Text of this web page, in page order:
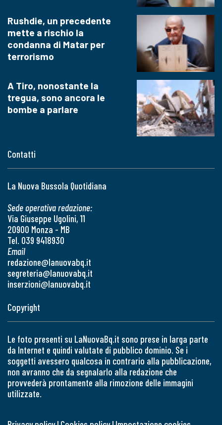
Contatti
La Nuova Bussola Quotidiana
Sede operativa redazione:
Via Giuseppe Ugolini, 11
20900 Monza - MB
Tel. 039 9418930
Email
redazione@lanuovabq.it
segreteria@lanuovabq.it
inserzioni@lanuovabq.it
Rushdie, un precedente
mette a rischio la
condanna di Matar per
terrorismo
A Tiro, nonostante la
tregua, sono ancora le
bombe a parlare
Copyright
Le foto presenti su LaNuovaBq.it sono prese in larga parte
da Internet e quindi valutate di pubblico dominio. Se i
soggetti avessero qualcosa in contrario alla pubblicazione,
non avranno che da segnalarlo alla redazione che
provvederà prontamente alla rimozione delle immagini
utilizzate.